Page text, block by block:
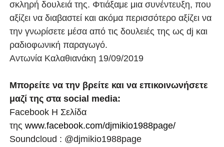
σκληρή δουλειά της. Φτιάξαμε μια συνέντευξη, που
αξίζει να διαβαστεί και ακόμα περισσότερο αξίζει να
την γνωρίσετε μέσα από τις δουλειές της ως dj και
ραδιοφωνική παραγωγό.
Αντωνία Καλαθιανάκη 19/09/2019
Μπορείτε να την βρείτε και να επικοινωνήσετε
μαζί της στα social media:
Facebook Η Σελίδα
της www.facebook.com/djmikio1988page/
Soundcloud : @djmikio1988page